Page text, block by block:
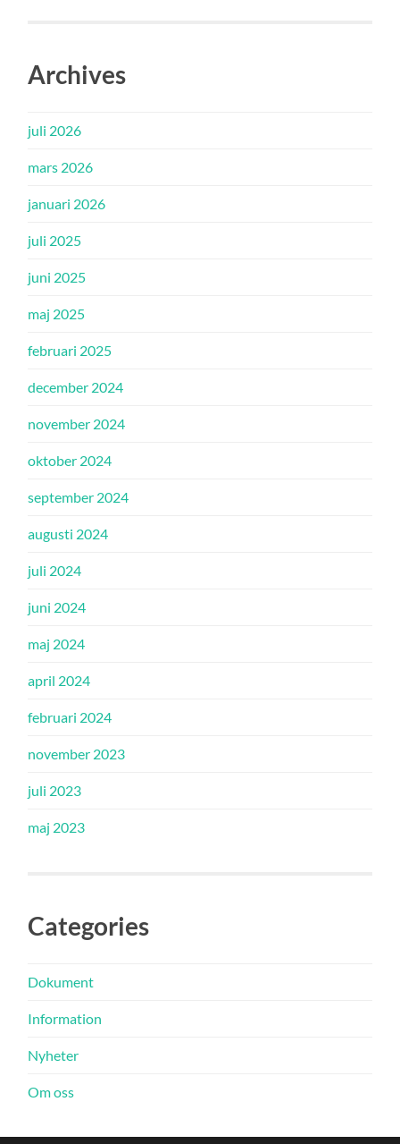
Archives
juli 2026
mars 2026
januari 2026
juli 2025
juni 2025
maj 2025
februari 2025
december 2024
november 2024
oktober 2024
september 2024
augusti 2024
juli 2024
juni 2024
maj 2024
april 2024
februari 2024
november 2023
juli 2023
maj 2023
Categories
Dokument
Information
Nyheter
Om oss